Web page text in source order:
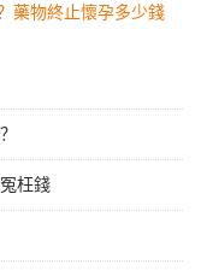
藥物終止懷孕多少錢
枉錢